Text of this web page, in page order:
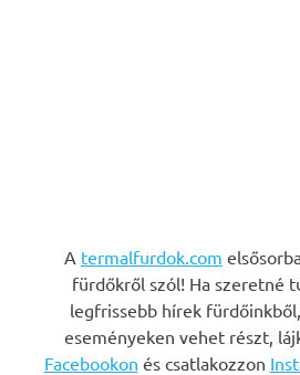
A termalfurdok.com
fürdőkről szól! Ha szeretné
legfrissebb hírek
eseményeken vehet részt,
Facebookon és csatlakozzon